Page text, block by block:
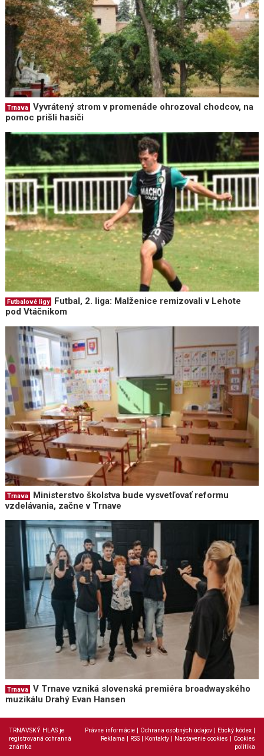
Trnava
Vyvrátený strom v promenáde ohrozoval chodcov, na
pomoc prišli hasiči
Futbalové ligy
Futbal, 2. liga: Malženice remizovali v Lehote
pod Vtáčnikom
Trnava
Ministerstvo školstva bude vysvetľovať reformu
vzdelávania, začne v Trnave
Trnava
V Trnave vzniká slovenská premiéra broadwayského
muzikálu Drahý Evan Hansen
TRNAVSKÝ HLAS je
registrovaná ochranná
známka
Právne informácie | Ochrana osobných údajov | Etický kódex |
Reklama | RSS | Kontakty | Nastavenie cookies | Cookies
politika